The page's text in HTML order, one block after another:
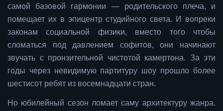
самой базовой гармонии — родительского плеча, и
помещает их в эпицентр студийного света. И вопреки
законам социальной физики, вместо того чтобы
сломаться под давлением софитов, они начинают
звучать с пронзительной чистотой камертона. За эти
годы через невидимую партитуру шоу прошло более
шестисот ребят из восемнадцати стран.
Но юбилейный сезон ломает саму архитектуру жанра.